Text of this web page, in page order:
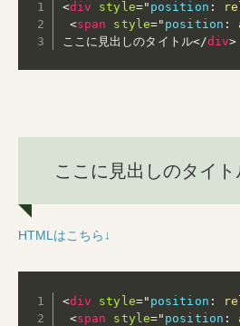
<div style=" position :
<span style=" position :
ここに見出しのタイトル</div>
ここに見出しのタイト
HTMLはこちら↓
<div style=" position :
<span style=" position :